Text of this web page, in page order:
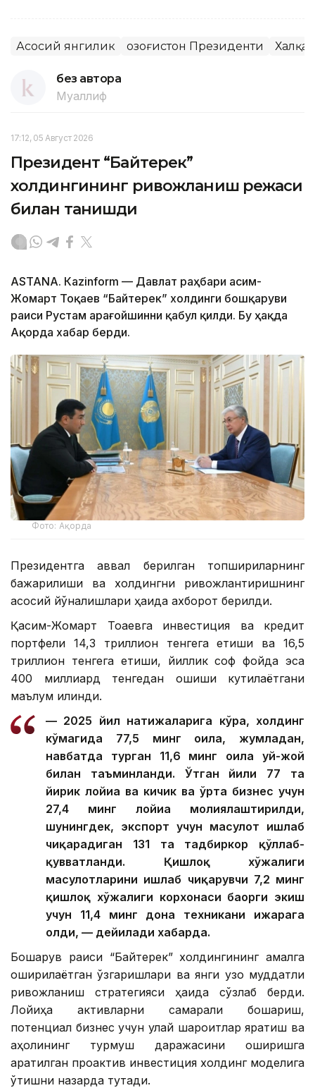
Асосий янгилик Қозоғистон Президенти
без автора
Муаллиф
17:12, 05 Август 2026
Президент “Байтерек”
холдингининг ривожланиш режаси
билан танишди
ASTANА. Каzinform — Давлат раҳбари Қасим-
Жомарт Тоқаев “Байтерек” холдинги бошқаруви
раиси Рустам Қарағойшинни қабул қилди. Бу ҳақда
Ақорда хабар берди.
Фото: Ақорда
Президентга аввал берилган топшириқларнинг
бажарилиши ва холдингни ривожлантиришнинг
асосий йўналишлари ҳақида ахборот берилди.
Қасим-Жомарт Тоқаевга инвестиция ва кредит
портфели 14,3 триллион тенгега етиши ва 16,5
триллион тенгега етиши, йиллик соф фойда эса
400 миллиард тенгедан ошиши кутилаётгани
маълум қилинди.
— 2025 йил натижаларига кўра, холдинг
кўмагида 77,5 минг оила, жумладан,
навбатда турган 11,6 минг оила уй-жой
билан таъминланди. Ўтган йили 77 та
йирик лойиҳа ва кичик ва ўрта бизнес учун
27,4 минг лойиҳа молиялаштирилди,
шунингдек, экспорт учун маҳсулот ишлаб
чиқарадиган 131 та тадбиркор қўллаб-
қувватланди. Қишлоқ хўжалиги
маҳсулотларини ишлаб чиқарувчи 7,2 минг
қишлоқ хўжалиги корхонаси баҳорги экиш
учун 11,4 минг дона техникани ижарага
олди, — дейилади хабарда.
Бошқарув раиси “Байтерек” холдингининг амалга
оширилаётган ўзгаришлари ва янги узоқ муддатли
ривожланиш стратегияси ҳақида сўзлаб берди.
Лойиҳа активларни самарали бошқариш,
потенциал бизнес учун қулай шароитлар яратиш ва
аҳолининг турмуш даражасини оширишга
қаратилган проактив инвестиция холдинг моделига
ўтишни назарда тутади.